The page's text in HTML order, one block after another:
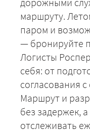
маршруту.
паром и
— бронируйте
Логисты
себя: от
согласования
Маршрут и
без задержек,
отслеживать